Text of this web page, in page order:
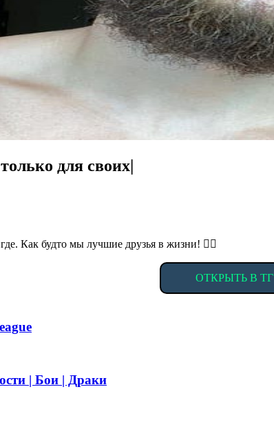
для своих|
Как будто мы лучшие друзья в жизни! ✊🏻
ОТКРЫТЬ В ТГ
| Бои | Драки